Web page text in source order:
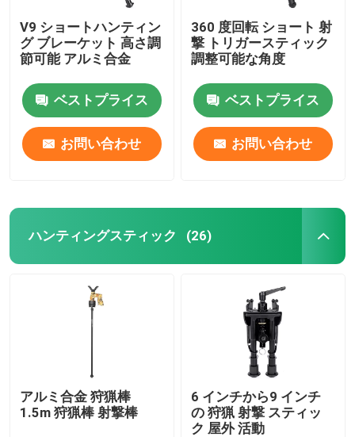
掛かるブラケット
多機能ブラケット
携帯用立場
V9 ショートハンティン
グ ブレーケット 高さ調
節可能 アルミ合金
ベストプライス
お問い合わせ
360 度回転 ショート 射
撃 トリガースティック
調整可能な角度
ベストプライス
お問い合わせ
ハンティングスティック (26)
アルミ合金 狩猟棒
1.5m 狩猟棒 射撃棒
6 インチから9 インチ
の 狩猟 射撃 スティッ
ク 屋外 活動